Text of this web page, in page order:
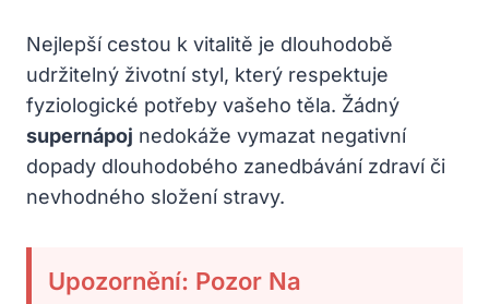
Nejlepší cestou k vitalitě je dlouhodobě
udržitelný životní styl, který respektuje
fyziologické potřeby vašeho těla. Žádný
supernápoj nedokáže vymazat negativní
dopady dlouhodobého zanedbávání zdraví či
nevhodného složení stravy.
Upozornění: Pozor Na